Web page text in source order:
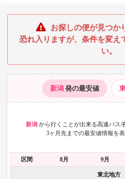
お探しの便が見つか
恐れ入りますが、条件を変え
い。
新潟 発の最安値
新潟 から行くことが出来る高速バス/
3ヶ月先までの最安値情報を表
区間 8月 9月
東北地方